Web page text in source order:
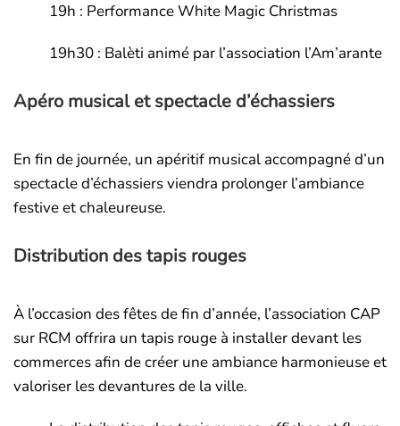
19h : Performance White Magic Christmas
19h30 : Balèti animé par l’association l’Am’arante
Apéro musical et spectacle d’échassiers
En fin de journée, un apéritif musical accompagné d’un
spectacle d’échassiers viendra prolonger l’ambiance
festive et chaleureuse.
Distribution des tapis rouges
À l’occasion des fêtes de fin d’année, l’association CAP
sur RCM offrira un tapis rouge à installer devant les
commerces afin de créer une ambiance harmonieuse et
valoriser les devantures de la ville.